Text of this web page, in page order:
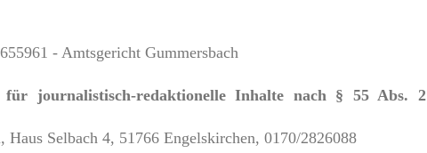
- Amtsgericht Gummersbach
für journalistisch-redaktionelle Inhalte nach § 55 Abs. 2
Haus Selbach 4, 51766 Engelskirchen, 0170/2826088